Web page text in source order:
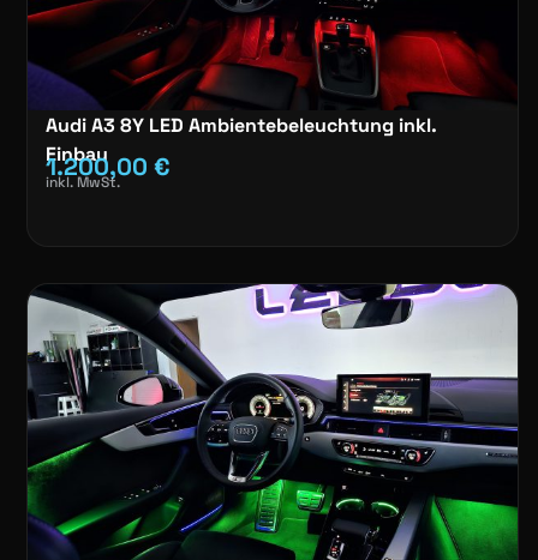
Audi A3 8Y LED Ambientebeleuchtung inkl.
Einbau
1.200,00€
inkl. MwSt.